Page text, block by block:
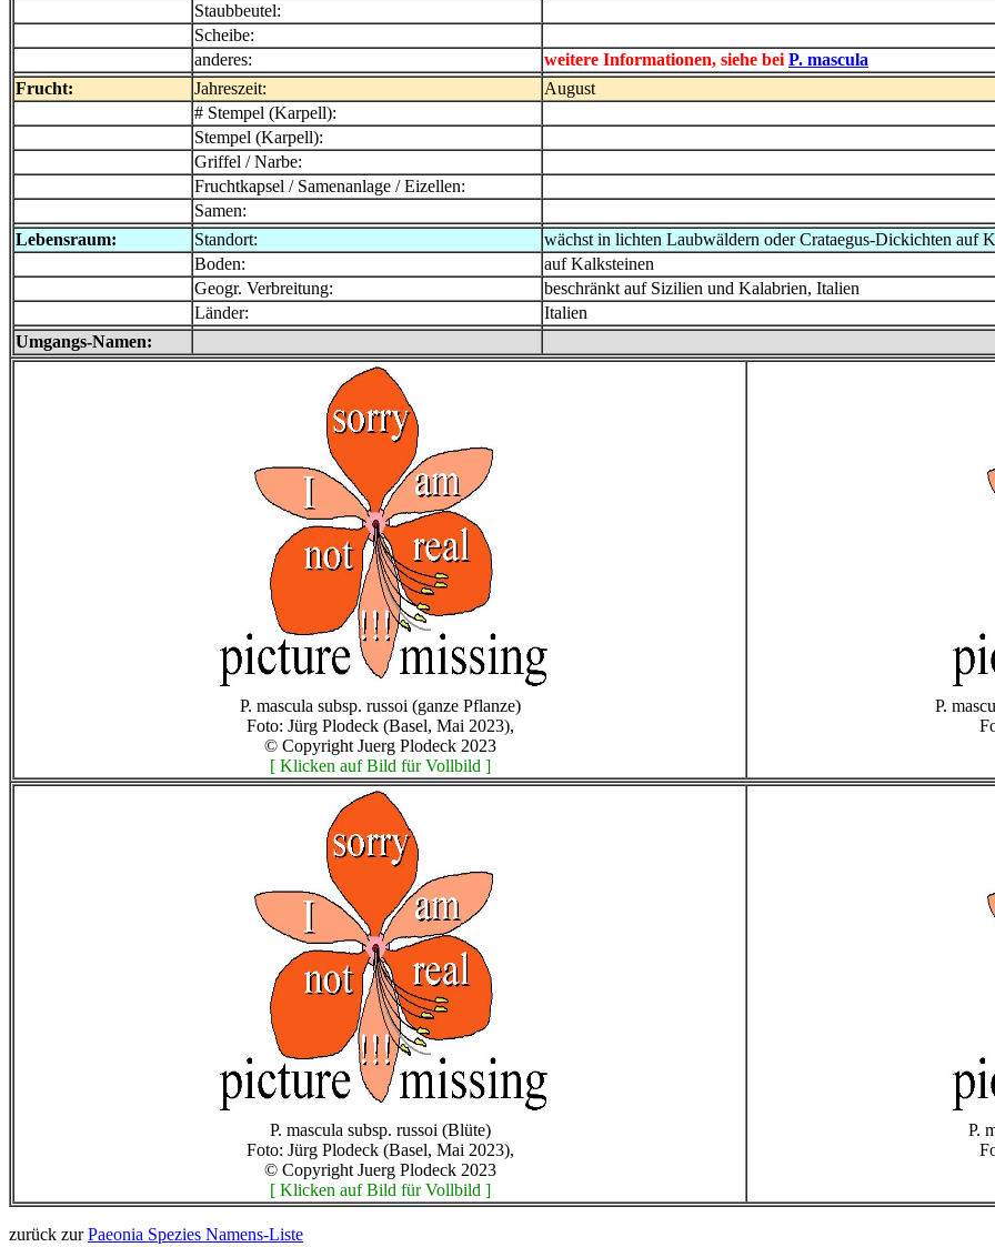
Staubbeutel:
Scheibe:
anderes:
weitere Informationen, siehe bei P. mascula
Frucht:
Jahreszeit:
August
# Stempel (Karpell):
Stempel (Karpell):
Griffel / Narbe:
Fruchtkapsel / Samenanlage / Eizellen:
Samen:
Lebensraum:
Standort:
wächst in lichten Laubwäldern oder Crataegus-Dickichten auf
Boden:
auf Kalksteinen
Geogr. Verbreitung:
beschränkt auf Sizilien und Kalabrien, Italien
Länder:
Italien
Umgangs-Namen:
P. mascula subsp. russoi (ganze Pflanze)
Foto: Jürg Plodeck (Basel, Mai 2023),
© Copyright Juerg Plodeck 2023
[ Klicken auf Bild für Vollbild ]
P.
P. mascula subsp. russoi (Blüte)
Foto: Jürg Plodeck (Basel, Mai 2023),
© Copyright Juerg Plodeck 2023
[ Klicken auf Bild für Vollbild ]
P.
zurück zurPaeonia Spezies Namens-Liste